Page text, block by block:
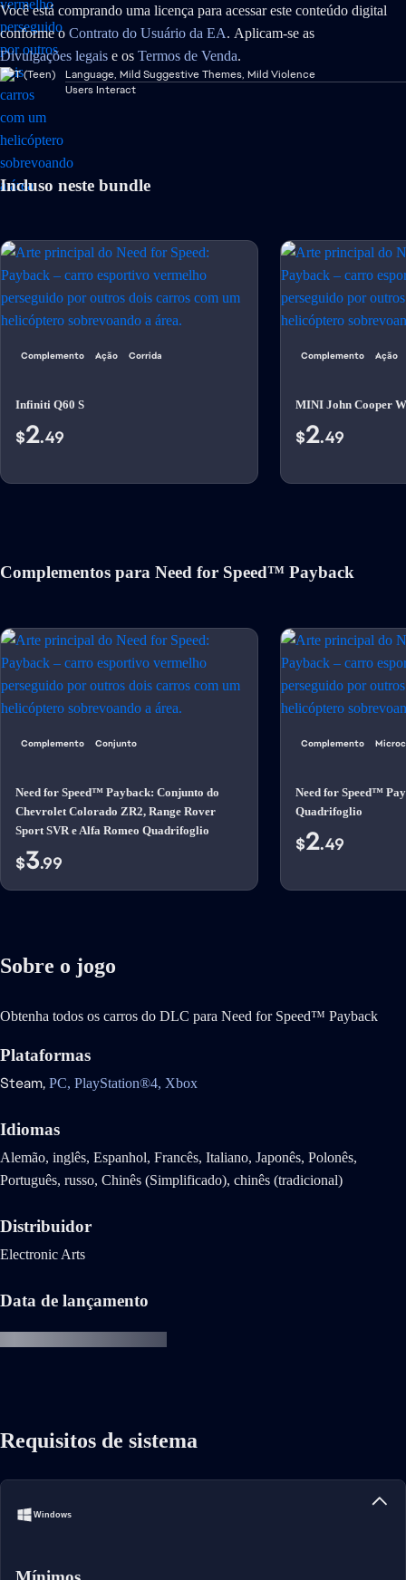
Você está comprando uma licença para acessar este conteúdo digital
conforme o Contrato do Usuário da EA. Aplicam-se as
Divulgações legais e os Termos de Venda.
Language, Mild Suggestive Themes, Mild Violence
Users Interact
Incluso neste bundle
Complemento Ação Corrida
Infiniti Q60 S
$2.49
Complemento Ação
MINI John Cooper
$2.49
Complementos para Need for Speed™ Payback
Complemento Conjunto
Need for Speed™ Payback: Conjunto do
Chevrolet Colorado ZR2, Range Rover
Sport SVR e Alfa Romeo Quadrifoglio
$3.99
Complemento
Need for Speed™
Quadrifoglio
$2.49
Sobre o jogo
Obtenha todos os carros do DLC para Need for Speed™ Payback
Plataformas
Steam, PC, PlayStation®4, Xbox
Idiomas
Alemão, inglês, Espanhol, Francês, Italiano, Japonês, Polonês,
Português, russo, Chinês (Simplificado), chinês (tradicional)
Distribuidor
Electronic Arts
Data de lançamento
Requisitos de sistema
Windows